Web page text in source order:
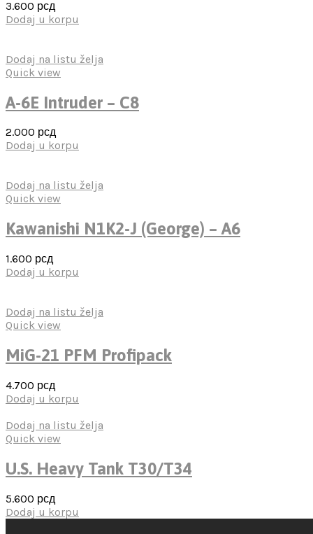
3.600 рсд
Dodaj u korpu
Dodaj na listu želja
Quick view
A-6E Intruder – C8
2.000 рсд
Dodaj u korpu
Dodaj na listu želja
Quick view
Kawanishi N1K2-J (George) – A6
1.600 рсд
Dodaj u korpu
Dodaj na listu želja
Quick view
MiG-21 PFM Profipack
4.700 рсд
Dodaj u korpu
Dodaj na listu želja
Quick view
U.S. Heavy Tank T30/T34
5.600 рсд
Dodaj u korpu